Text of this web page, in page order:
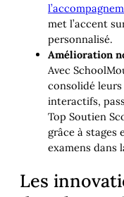
met l’accent
personnalisé.
Amélioration
Avec
consolidé leurs
interactifs,
Top Soutien
grâce à stages
examens dans
Les